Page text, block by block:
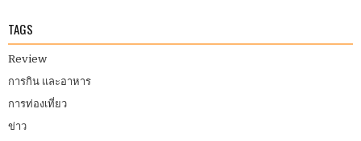
TAGS
Review
การกิน และอาหาร
การท่องเที่ยว
ข่าว